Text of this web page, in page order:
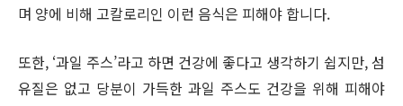
며 양에 비해 고칼로리인 이런 음식은 피해야 합니다.
또한, ‘과일 주스’라고 하면 건강에 좋다고 생각하기 쉽지만, 섬
유질은 없고 당분이 가득한 과일 주스도 건강을 위해 피해야